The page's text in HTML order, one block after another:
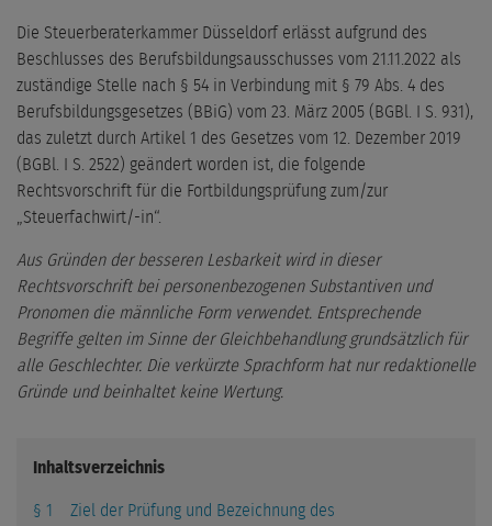
Die Steuerberaterkammer Düsseldorf erlässt aufgrund des
Beschlusses des Berufsbildungsausschusses vom 21.11.2022 als
zuständige Stelle nach § 54 in Verbindung mit § 79 Abs. 4 des
Berufsbildungsgesetzes (BBiG) vom 23. März 2005 (BGBl. I S. 931),
das zuletzt durch Artikel 1 des Gesetzes vom 12. Dezember 2019
(BGBl. I S. 2522) geändert worden ist, die folgende
Rechtsvorschrift für die Fortbildungsprüfung zum/zur
„Steuerfachwirt/-in“.
Aus Gründen der besseren Lesbarkeit wird in dieser
Rechtsvorschrift bei personenbezogenen Substantiven und
Pronomen die männliche Form verwendet. Entsprechende
Begriffe gelten im Sinne der Gleichbehandlung grundsätzlich für
alle Geschlechter. Die verkürzte Sprachform hat nur redaktionelle
Gründe und beinhaltet keine Wertung.
Inhaltsverzeichnis
§ 1 Ziel der Prüfung und Bezeichnung des